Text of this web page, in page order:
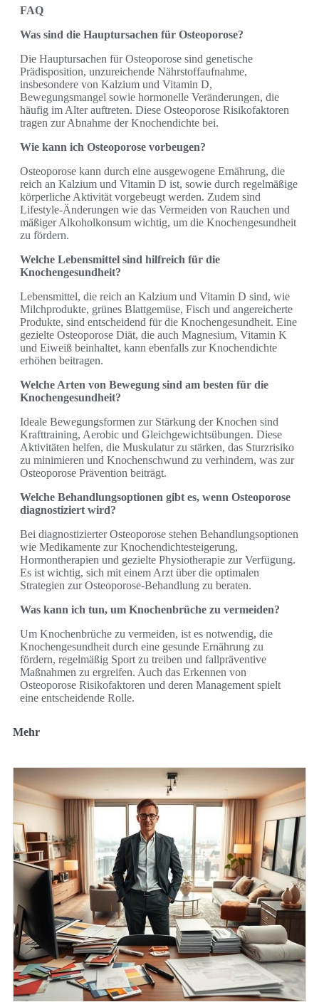
FAQ
Was sind die Hauptursachen für Osteoporose?
Die Hauptursachen für Osteoporose sind genetische
Prädisposition, unzureichende Nährstoffaufnahme,
insbesondere von Kalzium und Vitamin D,
Bewegungsmangel sowie hormonelle Veränderungen, die
häufig im Alter auftreten. Diese Osteoporose Risikofaktoren
tragen zur Abnahme der Knochendichte bei.
Wie kann ich Osteoporose vorbeugen?
Osteoporose kann durch eine ausgewogene Ernährung, die
reich an Kalzium und Vitamin D ist, sowie durch regelmäßige
körperliche Aktivität vorgebeugt werden. Zudem sind
Lifestyle-Änderungen wie das Vermeiden von Rauchen und
mäßiger Alkoholkonsum wichtig, um die Knochengesundheit
zu fördern.
Welche Lebensmittel sind hilfreich für die
Knochengesundheit?
Lebensmittel, die reich an Kalzium und Vitamin D sind, wie
Milchprodukte, grünes Blattgemüse, Fisch und angereicherte
Produkte, sind entscheidend für die Knochengesundheit. Eine
gezielte Osteoporose Diät, die auch Magnesium, Vitamin K
und Eiweiß beinhaltet, kann ebenfalls zur Knochendichte
erhöhen beitragen.
Welche Arten von Bewegung sind am besten für die
Knochengesundheit?
Ideale Bewegungsformen zur Stärkung der Knochen sind
Krafttraining, Aerobic und Gleichgewichtsübungen. Diese
Aktivitäten helfen, die Muskulatur zu stärken, das Sturzrisiko
zu minimieren und Knochenschwund zu verhindern, was zur
Osteoporose Prävention beiträgt.
Welche Behandlungsoptionen gibt es, wenn Osteoporose
diagnostiziert wird?
Bei diagnostizierter Osteoporose stehen Behandlungsoptionen
wie Medikamente zur Knochendichtesteigerung,
Hormontherapien und gezielte Physiotherapie zur Verfügung.
Es ist wichtig, sich mit einem Arzt über die optimalen
Strategien zur Osteoporose-Behandlung zu beraten.
Was kann ich tun, um Knochenbrüche zu vermeiden?
Um Knochenbrüche zu vermeiden, ist es notwendig, die
Knochengesundheit durch eine gesunde Ernährung zu
fördern, regelmäßig Sport zu treiben und fallpräventive
Maßnahmen zu ergreifen. Auch das Erkennen von
Osteoporose Risikofaktoren und deren Management spielt
eine entscheidende Rolle.
Mehr